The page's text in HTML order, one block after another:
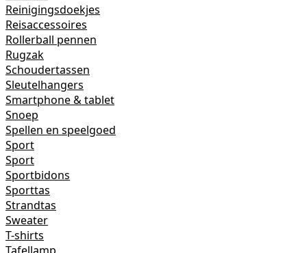
Reinigingsdoekjes
Reisaccessoires
Rollerball pennen
Rugzak
Schoudertassen
Sleutelhangers
Smartphone & tablet
Snoep
Spellen en speelgoed
Sport
Sport
Sportbidons
Sporttas
Strandtas
Sweater
T-shirts